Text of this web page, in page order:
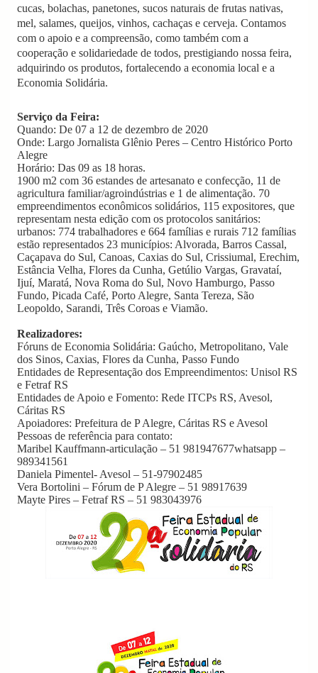
cucas, bolachas, panetones, sucos naturais de frutas nativas,
mel, salames, queijos, vinhos, cachaças e cerveja. Contamos
com o apoio e a compreensão, como também com a
cooperação e solidariedade de todos, prestigiando nossa feira,
adquirindo os produtos, fortalecendo a economia local e a
Economia Solidária.
Serviço da Feira:
Quando: De 07 a 12 de dezembro de 2020
Onde: Largo Jornalista Glênio Peres – Centro Histórico Porto
Alegre
Horário: Das 09 as 18 horas.
1900 m2 com 36 estandes de artesanato e confecção, 11 de
agricultura familiar/agroindústrias e 1 de alimentação. 70
empreendimentos econômicos solidários, 115 expositores, que
representam nesta edição com os protocolos sanitários:
urbanos: 774 trabalhadores e 664 famílias e rurais 712 famílias
estão representados 23 municípios: Alvorada, Barros Cassal,
Caçapava do Sul, Canoas, Caxias do Sul, Crissiumal, Erechim,
Estância Velha, Flores da Cunha, Getúlio Vargas, Gravataí,
Ijuí, Maratá, Nova Roma do Sul, Novo Hamburgo, Passo
Fundo, Picada Café, Porto Alegre, Santa Tereza, São
Leopoldo, Sarandi, Três Coroas e Viamão.
Realizadores:
Fóruns de Economia Solidária: Gaúcho, Metropolitano, Vale
dos Sinos, Caxias, Flores da Cunha, Passo Fundo
Entidades de Representação dos Empreendimentos: Unisol RS
e Fetraf RS
Entidades de Apoio e Fomento: Rede ITCPs RS, Avesol,
Cáritas RS
Apoiadores: Prefeitura de P Alegre, Cáritas RS e Avesol
Pessoas de referência para contato:
Maribel Kauffmann-articulação – 51 981947677whatsapp –
989341561
Daniela Pimentel- Avesol – 51-97902485
Vera Bortolini – Fórum de P Alegre – 51 98917639
Mayte Pires – Fetraf RS – 51 983043976